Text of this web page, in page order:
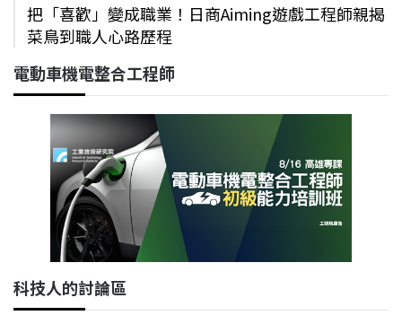
把「喜歡」變成職業！日商Aiming遊戲工程師親揭
菜鳥到職人心路歷程
電動車機電整合工程師
科技人的討論區